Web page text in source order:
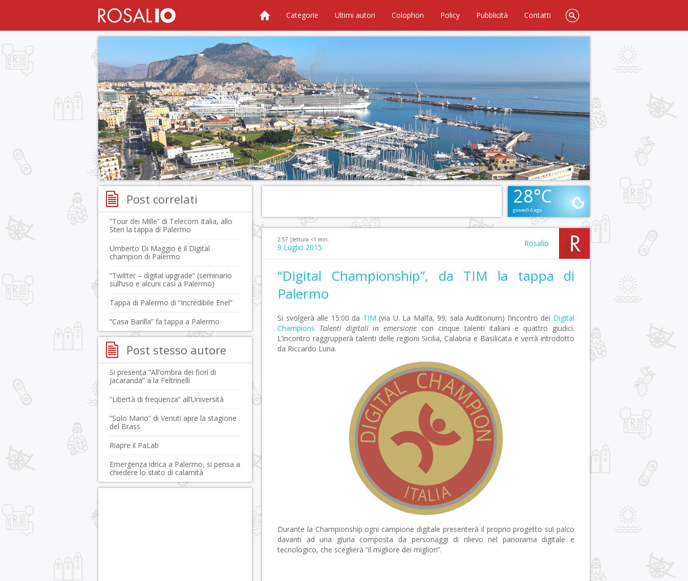
Categorie Ultimi autori Colophon Policy Pubblicità Contatti
28°C
giovedì 6 ago
2:57 | lettura <1 min.
9 Luglio 2015 Rosalio
“Digital Championship”, da TIM la tappa di
Palermo
Si svolgerà alle 15:00 da TIM (via U. La Malfa, 99; sala Auditorium) l’incontro dei Digital
Champions Talenti digitali in emersione con cinque talenti italiani e quattro giudici.
L’incontro raggrupperà talenti delle regioni Sicilia, Calabria e Basilicata e verrà introdotto
da Riccardo Luna.
Durante la Championship ogni campione digitale presenterà il proprio progetto sul palco
davanti ad una giuria composta da personaggi di rilievo nel panorama digitale e
tecnologico, che sceglierà “il migliore dei migliori”.
Post correlati
“Tour dei Mille” di Telecom Italia, allo
Steri la tappa di Palermo
Umberto Di Maggio è il Digital
champion di Palermo
“Twitter – digital upgrade” (seminario
sull’uso e alcuni casi a Palermo)
Tappa di Palermo di “Incredibile Enel”
“Casa Barilla” fa tappa a Palermo
Post stesso autore
Si presenta “All’ombra dei fiori di
Jacaranda” a la Feltrinelli
“Libertà di frequenza” all’Università
“Solo Mario” di Venuti apre la stagione
del Brass
Riapre il PaLab
Emergenza idrica a Palermo, si pensa a
chiedere lo stato di calamità